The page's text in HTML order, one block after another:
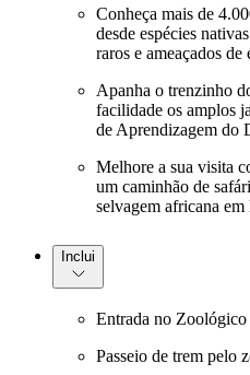
Conheça mais de
desde espécies
raros e ameaçados
Apanha o trenzinho
facilidade os amplos
de Aprendizagem do
Melhore a sua visita
um caminhão de
selvagem africana
Inclui
Entrada no
Passeio de trem pelo